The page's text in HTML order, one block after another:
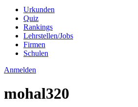
Urkunden
Quiz
Rankings
Lehrstellen/Jobs
Firmen
Schulen
Anmelden
mohal320